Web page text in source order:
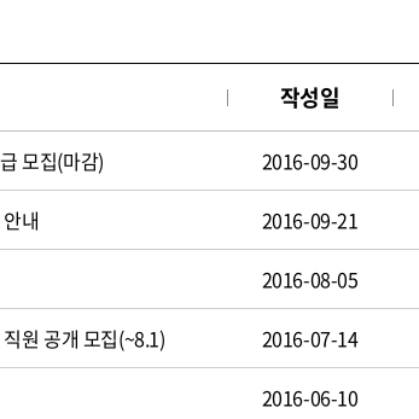
작성일
모집(마감) 2016-09-30
내 2016-09-21
2016-08-05
원 공개 모집(~8.1) 2016-07-14
2016-06-10